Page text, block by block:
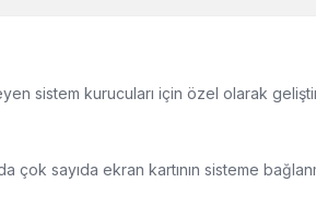
sistem kurucuları için özel olarak
çok sayıda ekran kartının sisteme